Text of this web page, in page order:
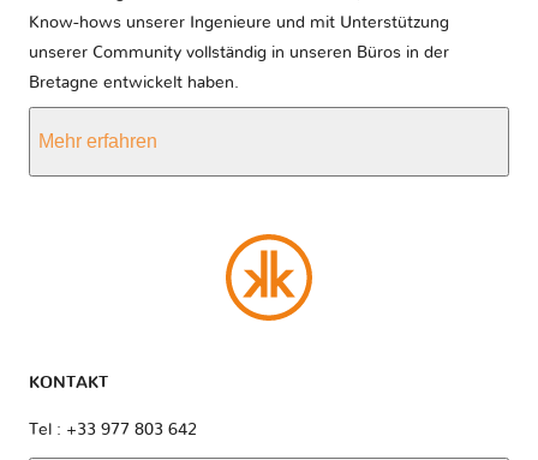
Know-hows unserer Ingenieure und mit Unterstützung
unserer Community vollständig in unseren Büros in der
Bretagne entwickelt haben.
Mehr erfahren
KONTAKT
Tel : +33 977 803 642